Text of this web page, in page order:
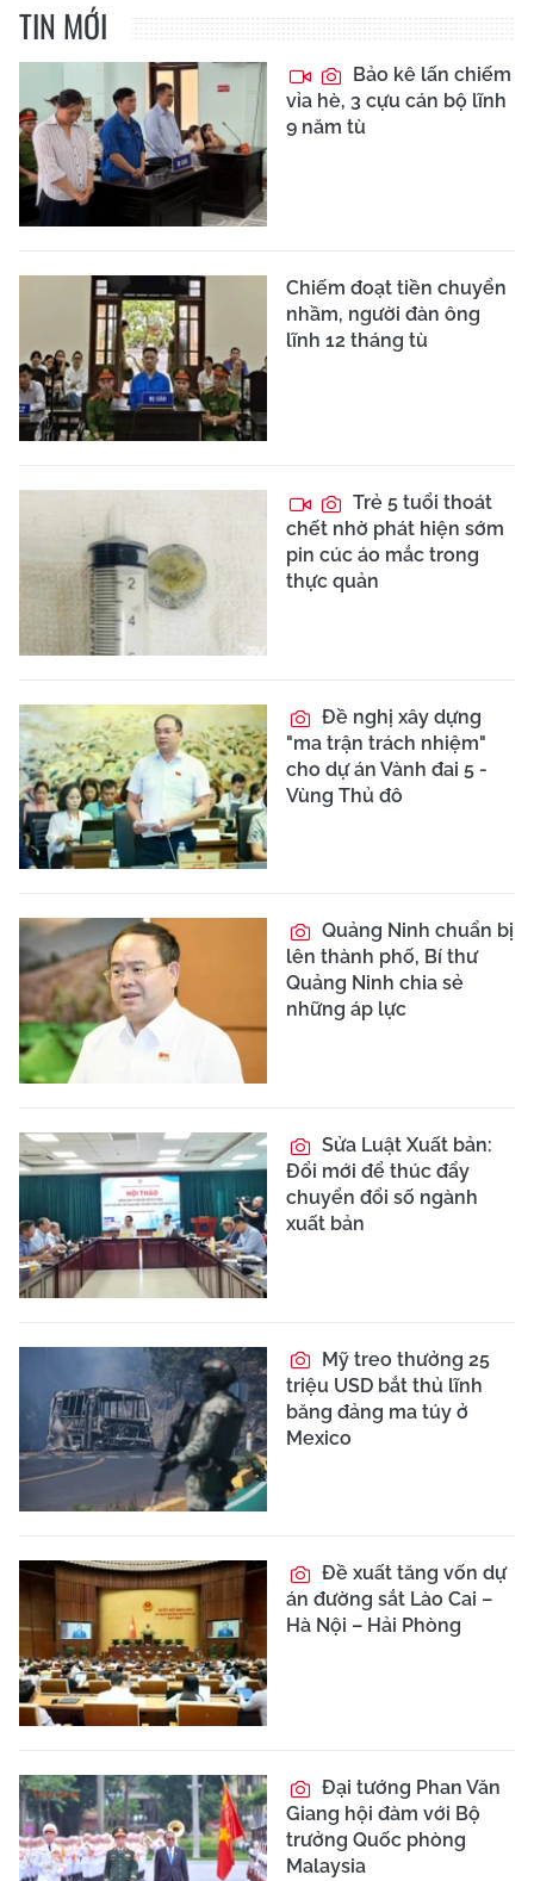
TIN MỚI
Bảo kê lấn chiếm
vỉa hè, 3 cựu cán bộ lĩnh
9 năm tù
Chiếm đoạt tiền chuyển
nhầm, người đàn ông
lĩnh 12 tháng tù
Trẻ 5 tuổi thoát
chết nhờ phát hiện sớm
pin cúc áo mắc trong
thực quản
Đề nghị xây dựng
"ma trận trách nhiệm"
cho dự án Vành đai 5 -
Vùng Thủ đô
Quảng Ninh chuẩn bị
lên thành phố, Bí thư
Quảng Ninh chia sẻ
những áp lực
Sửa Luật Xuất bản:
Đổi mới để thúc đẩy
chuyển đổi số ngành
xuất bản
Mỹ treo thưởng 25
triệu USD bắt thủ lĩnh
băng đảng ma túy ở
Mexico
Đề xuất tăng vốn dự
án đường sắt Lào Cai –
Hà Nội – Hải Phòng
Đại tướng Phan Văn
Giang hội đàm với Bộ
trưởng Quốc phòng
Malaysia